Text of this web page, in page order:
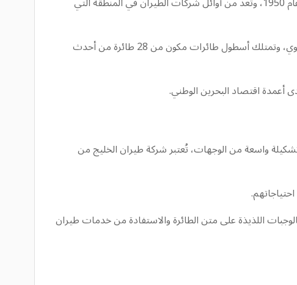
طيران الخليج عضو في الاتحاد الدولي للنقل الجوي (إياتا)، والمنظمة الدولية للطيران المدني (إيكاو)، والاتحاد العربي للنقل الجوي، وتمتلك أسطول طائرات مكون من 28 طائرة من أحدث
أعمدة اقتصاد البحرين الوطني.
واسعة من الوجهات، تُعتبر شركة طيران الخليج من
اللذيذة على متن الطائرة والاستفادة من خدمات طيران